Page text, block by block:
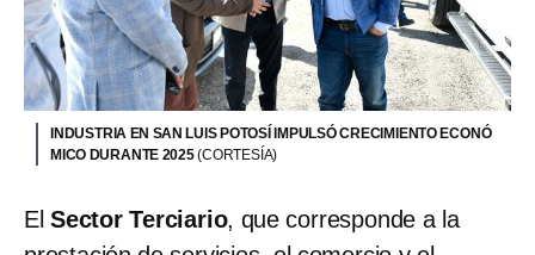
INDUSTRIA EN SAN LUIS POTOSÍ IMPULSÓ CRECIMIENTO ECONÓ
MICO DURANTE 2025(CORTESÍA)
El Sector Terciario, que corresponde a la